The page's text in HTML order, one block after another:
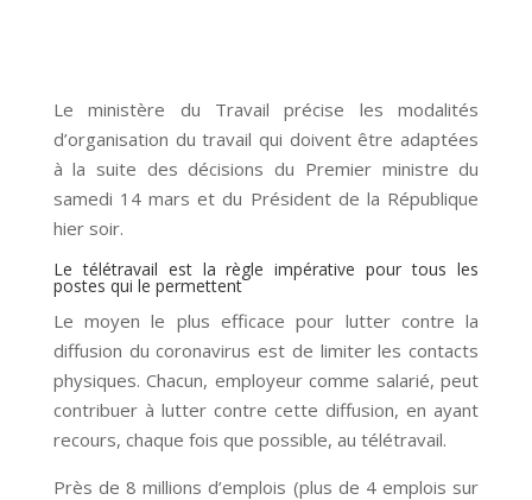
Le ministère du Travail précise les modalités
d’organisation du travail qui doivent être adaptées
à la suite des décisions du Premier ministre du
samedi 14 mars et du Président de la République
hier soir.
Le télétravail est la règle impérative pour tous les
postes qui le permettent
Le moyen le plus efficace pour lutter contre la
diffusion du coronavirus est de limiter les contacts
physiques. Chacun, employeur comme salarié, peut
contribuer à lutter contre cette diffusion, en ayant
recours, chaque fois que possible, au télétravail.
Près de 8 millions d’emplois (plus de 4 emplois sur